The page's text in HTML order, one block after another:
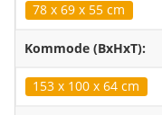
78 x 69 x 55 cm
Kommode (BxHxT):
153 x 100 x 64 cm